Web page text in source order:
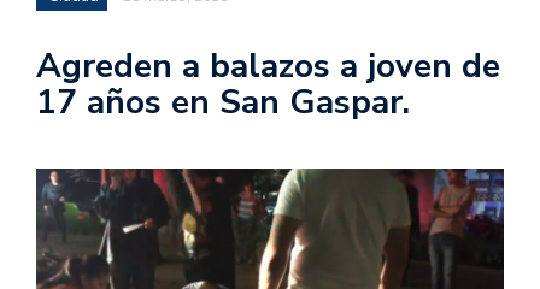
Agreden a balazos a joven de
17 años en San Gaspar.